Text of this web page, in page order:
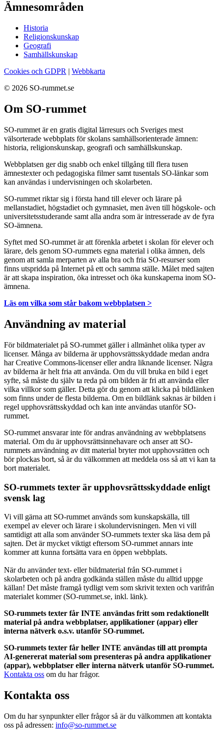
Ämnesområden
Historia
Religionskunskap
Geografi
Samhällskunskap
Cookies och GDPR | Webbkarta
© 2026 SO-rummet.se
Om SO-rummet
SO-rummet är en gratis digital lärresurs och Sveriges mest
välsorterade webbplats för skolans samhällsorienterade ämnen:
historia, religionskunskap, geografi och samhällskunskap.
Webbplatsen ger dig snabb och enkel tillgång till flera tusen
ämnestexter och pedagogiska filmer samt tusentals SO-länkar som
kan användas i undervisningen och skolarbeten.
SO-rummet riktar sig i första hand till elever och lärare på
mellanstadiet, högstadiet och gymnasiet, men även till högskole- och
universitetsstuderande samt alla andra som är intresserade av de fyra
SO-ämnena.
Syftet med SO-rummet är att förenkla arbetet i skolan för elever och
lärare, dels genom SO-rummets egna material i olika ämnen, dels
genom att samla merparten av alla bra och fria SO-resurser som
finns utspridda på Internet på ett och samma ställe. Målet med sajten
är att skapa inspiration, öka intresset och öka kunskaperna inom SO-
ämnena.
Läs om vilka som står bakom webbplatsen >
Användning av material
För bildmaterialet på SO-rummet gäller i allmänhet olika typer av
licenser. Många av bilderna är upphovsrättsskyddade medan andra
har Creative Commons-licenser eller andra liknande licenser. Några
av bilderna är helt fria att använda. Om du vill bruka en bild i eget
syfte, så måste du själv ta reda på om bilden är fri att använda eller
vilka villkor som gäller. Detta gör du genom att klicka på bildlänken
som finns under de flesta bilderna. Om en bildlänk saknas är bilden i
regel upphovsrättsskyddad och kan inte användas utanför SO-
rummet.
SO-rummet ansvarar inte för andras användning av webbplatsens
material. Om du är upphovsrättsinnehavare och anser att SO-
rummets användning av ditt material bryter mot upphovsrätten och
bör plockas bort, så är du välkommen att meddela oss så att vi kan ta
bort materialet.
SO-rummets texter är upphovsrättsskyddade enligt
svensk lag
Vi vill gärna att SO-rummet används som kunskapskälla, till
exempel av elever och lärare i skolundervisningen. Men vi vill
samtidigt att alla som använder SO-rummets texter ska läsa dem på
sajten. Det är mycket viktigt eftersom SO-rummet annars inte
kommer att kunna fortsätta vara en öppen webbplats.
När du använder text- eller bildmaterial från SO-rummet i
skolarbeten och på andra godkända ställen måste du alltid uppge
källan! Det måste framgå tydligt vem som skrivit texten och varifrån
materialet kommer (SO-rummet.se, inkl. länk).
SO-rummets texter får INTE användas fritt som redaktionellt
material på andra webbplatser, applikationer (appar) eller
interna nätverk o.s.v. utanför SO-rummet.
SO-rummets texter får heller INTE användas till att prompta
AI-genererat material som presenteras på andra applikationer
(appar), webbplatser eller interna nätverk utanför SO-rummet.
Kontakta oss om du har frågor.
Kontakta oss
Om du har synpunkter eller frågor så är du välkommen att kontakta
oss på adressen: info@so-rummet.se